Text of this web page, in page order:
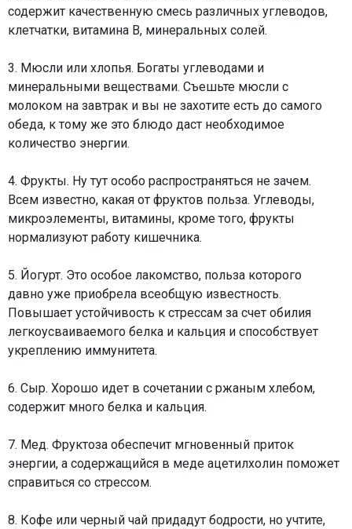
содержит качественную смесь различных углеводов,
клетчатки, витамина В, минеральных солей.
3. Мюсли или хлопья. Богаты углеводами и
минеральными веществами. Съешьте мюсли с
молоком на завтрак и вы не захотите есть до самого
обеда, к тому же это блюдо даст необходимое
количество энергии.
4. Фрукты. Ну тут особо распространяться не зачем.
Всем известно, какая от фруктов польза. Углеводы,
микроэлементы, витамины, кроме того, фрукты
нормализуют работу кишечника.
5. Йогурт. Это особое лакомство, польза которого
давно уже приобрела всеобщую известность.
Повышает устойчивость к стрессам за счет обилия
легкоусваиваемого белка и кальция и способствует
укреплению иммунитета.
6. Сыр. Хорошо идет в сочетании с ржаным хлебом,
содержит много белка и кальция.
7. Мед. Фруктоза обеспечит мгновенный приток
энергии, а содержащийся в меде ацетилхолин поможет
справиться со стрессом.
8. Кофе или черный чай придадут бодрости, но учтите,